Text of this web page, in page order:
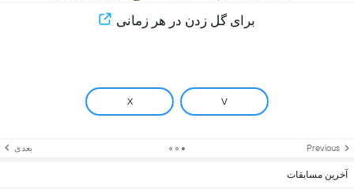
برای گل زدن در هر زمانی
V
X
Previous بعدی
آخرین مسابقات